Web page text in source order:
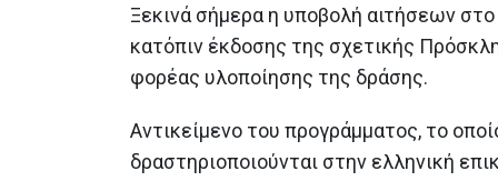
Ξεκινά σήμερα η υποβολή αιτήσεων
κατόπιν έκδοσης της σχετικής
φορέας υλοποίησης της δράσης.
Αντικείμενο του προγράμματος, το
δραστηριοποιούνται στην ελληνική
έγκριση της πρότασης
αναθεώρησης του Εθνικού Σχεδίου
Ανάκαμψης και Ανθεκτικότητας «Ελλάδα
2.0»
23 Ιουλίου 2026
Εγκαινιάστηκαν σημαντικά έργα
προστασίας και